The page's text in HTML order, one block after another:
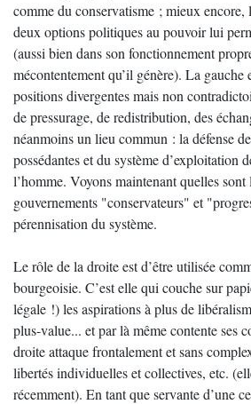
comme du conservatisme ; mieux encore,
deux options politiques au pouvoir lui
(aussi bien dans son fonctionnement
mécontentement qu’il génère). La gauche
positions divergentes mais non
de pressurage, de redistribution, des
néanmoins un lieu commun : la défense
possédantes et du système d’exploitation
l’homme. Voyons maintenant quelles sont
gouvernements "conservateurs" et
pérennisation du système.
Le rôle de la droite est d’être utilisée
bourgeoisie. C’est elle qui couche sur
légale !) les aspirations à plus de
plus-value... et par là même contente ses
droite attaque frontalement et sans
libertés individuelles et collectives, etc.
récemment). En tant que servante d’une